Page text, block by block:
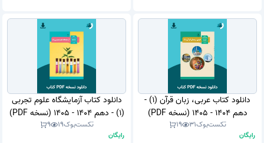
دانلود کتاب عربی، زبان قرآن (1) -
دهم 1404 - 1405 (نسخه PDF)
تکست‌بوک31
19
رایگان
دانلود کتاب آزمایشگاه علوم تجربی
(1) - دهم 1404 - 1405 (نسخه PDF)
تکست‌بوک19
9
رایگان